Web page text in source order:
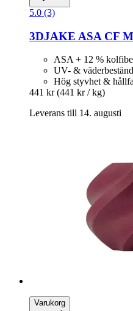
5.0 (3)
3DJAKE ASA CF
ASA + 12 %
UV- &
Hög styvhet &
441 kr (441 kr / kg)
Leverans till 14. augusti
Varukorg